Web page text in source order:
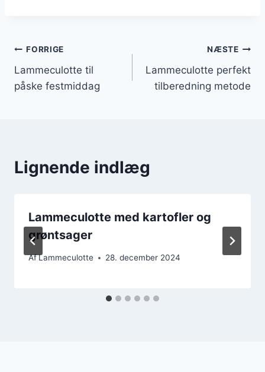
Indlægsnavigation
FORRIGE
Lammeculotte til
påske festmiddag
NÆSTE
Lammeculotte perfekt
tilberedning metode
Lignende indlæg
Lammeculotte med kartofler og
grøntsager
AfLammeculotte 28. december 2024